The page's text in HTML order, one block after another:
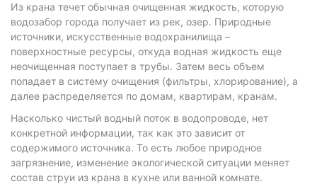
Из крана течет обычная очищенная жидкость, которую
водозабор города получает из рек, озер. Природные
источники, искусственные водохранилища –
поверхностные ресурсы, откуда водная жидкость еще
неочищенная поступает в трубы. Затем весь объем
попадает в систему очищения (фильтры, хлорирование), а
далее распределяется по домам, квартирам, кранам.
Насколько чистый водный поток в водопроводе, нет
конкретной информации, так как это зависит от
содержимого источника. То есть любое природное
загрязнение, изменение экологической ситуации меняет
состав струи из крана в кухне или ванной комнате.